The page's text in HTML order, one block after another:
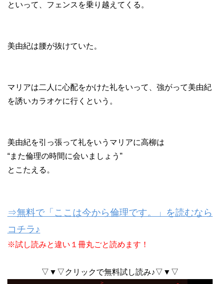
といって、フェンスを乗り越えてくる。
美由紀は腰が抜けていた。
マリアは二人に心配をかけた礼をいって、強がって美由紀
を誘いカラオケに行くという。
美由紀を引っ張って礼をいうマリアに高柳は
“また倫理の時間に会いましょう”
とこたえる。
⇒無料で「ここは今から倫理です。」を読むなら
コチラ♪
※試し読みと違い１冊丸ごと読めます！
▽▼▽クリックで無料試し読み♪▽▼▽